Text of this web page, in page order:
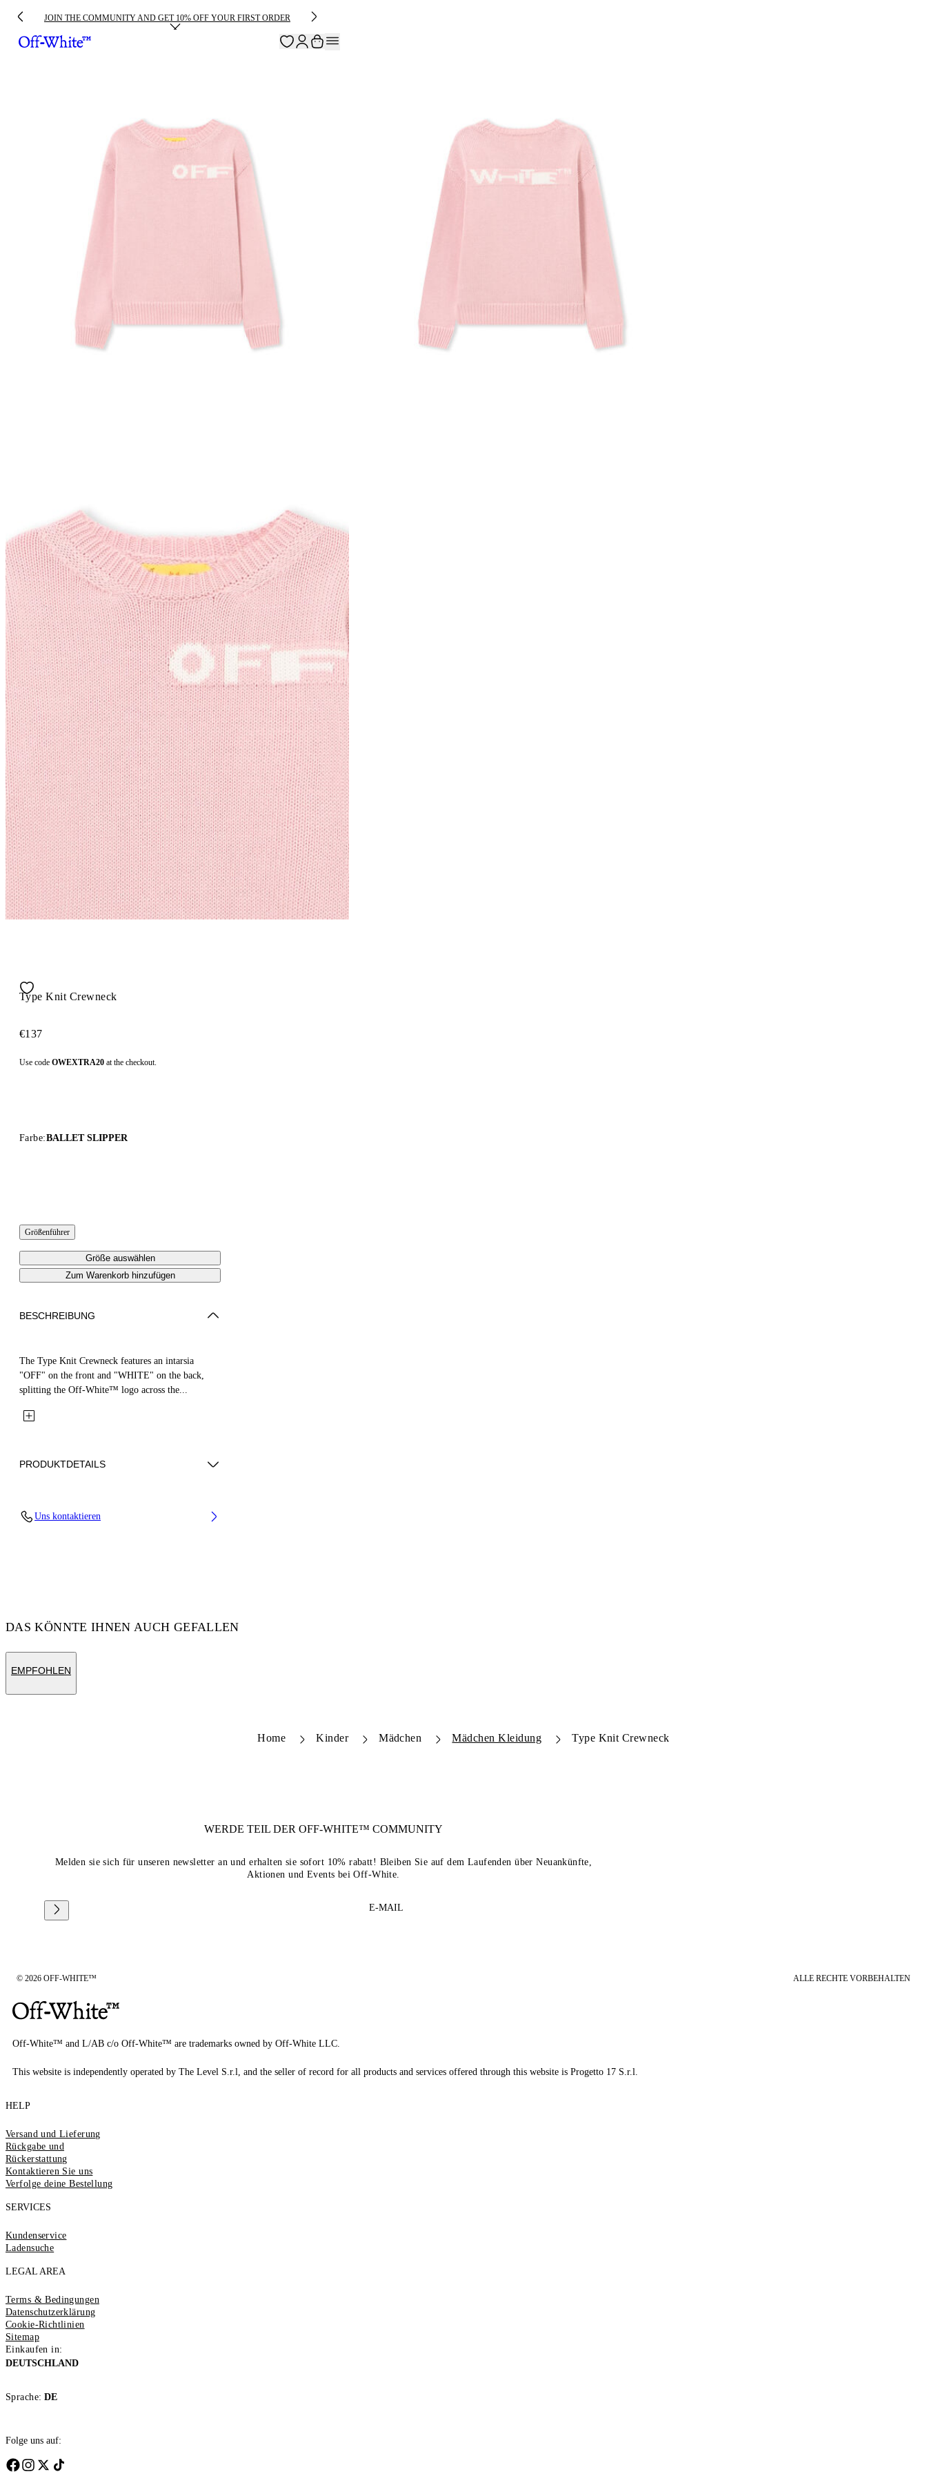
JOIN THE COMMUNITY AND GET 10% OFF YOUR FIRST ORDER
Type Knit Crewneck
€137
Use code OWEXTRA20 at the checkout.
Farbe:BALLET SLIPPER
Größenführer
Größe auswählen
Zum Warenkorb hinzufügen
BESCHREIBUNG
The Type Knit Crewneck features an intarsia
"OFF" on the front and "WHITE" on the back,
splitting the Off-White™ logo across the...
PRODUKTDETAILS
Uns kontaktieren
DAS KÖNNTE IHNEN AUCH GEFALLEN
EMPFOHLEN
Home Kinder Mädchen Mädchen Kleidung Type Knit Crewneck
WERDE TEIL DEROFF-WHITE™ COMMUNITY
Melden sie sich für unseren newsletter an und erhalten sie sofort 10% rabatt! Bleiben Sie auf dem Laufenden über Neuankünfte,
Aktionen und Events bei Off-White.
E-MAIL
© 2026 OFF-WHITE™ ALLE RECHTE VORBEHALTEN
Off-White™ and L/AB c/o Off-White™ are trademarks owned by Off-White LLC.
This website is independently operated by The Level S.r.l, and the seller of record for all products and services offered through this website is Progetto 17 S.r.l.
HELP
Versand und Lieferung
Rückgabe und
Rückerstattung
Kontaktieren Sie uns
Verfolge deine Bestellung
SERVICES
Kundenservice
Ladensuche
LEGAL AREA
Terms & Bedingungen
Datenschutzerklärung
Cookie-Richtlinien
Sitemap
Einkaufen in:
DEUTSCHLAND
Sprache: DE
Folge uns auf: